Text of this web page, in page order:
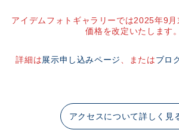
アイデムフォトギャラリーでは2025年9月
価格を改定いたします。
詳細は展示申し込みページ 、またはブロ
アクセスについて詳しく見